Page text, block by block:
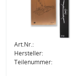
Art.Nr.:
Hersteller:
Teilenummer: